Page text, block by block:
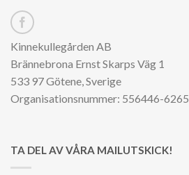
Kinnekullegården AB
Brännebrona Ernst Skarps Väg 1
533 97 Götene, Sverige
Organisationsnummer: 556446-6265
TA DEL AV VÅRA MAILUTSKICK!